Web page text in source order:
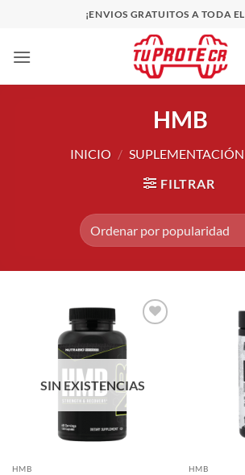
contenido
¡ENVIOS GRATUITOS A TODA
HMB
INICIO / SUPLEMENTACIÓN
FILTRAR
SIN EXISTENCIAS
HMB HMB